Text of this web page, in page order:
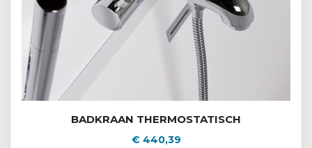
BADKRAAN THERMOSTATISCH
€ 440,39